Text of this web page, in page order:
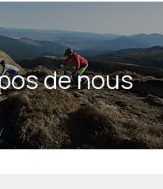
de nous